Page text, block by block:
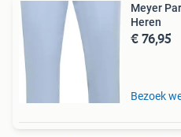
Meyer
Heren
€ 76,95
Bezoek